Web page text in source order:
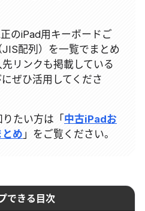
のiPad用キーボードご
配列）を一覧でまとめ
リンクも掲載している
ぜひ活用してくださ
たい方は「 中古iPadお
め 」をご覧ください。
できる目次